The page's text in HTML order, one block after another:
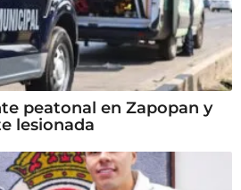
peatonal en Zapopan y
lesionada